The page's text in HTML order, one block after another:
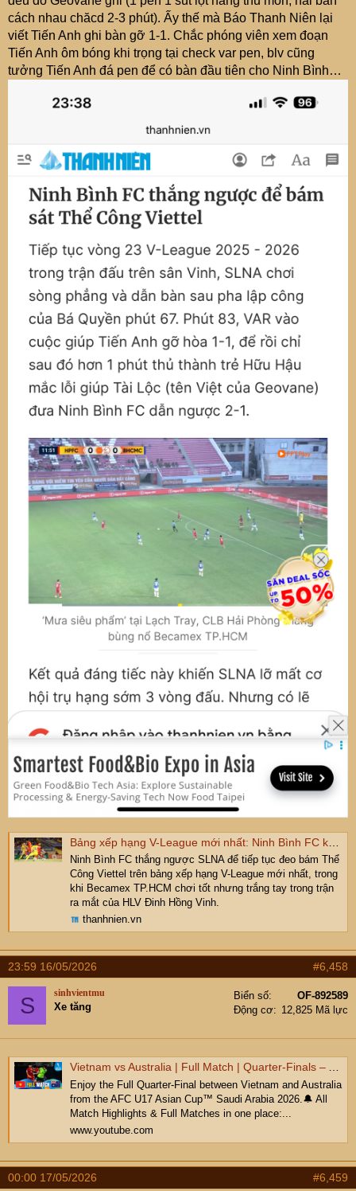
cách nhau chăcd 2-3 phút). Ấy thế mà Báo Thanh Niên lại
viết Tiến Anh ghi bàn gỡ 1-1. Chắc phóng viên xem đoạn
Tiến Anh ôm bóng khi trọng tại check var pen, blv cũng
tưởng Tiến Anh đá pen để có bàn đầu tiên cho Ninh Bình…
Bảng xếp hạng V-League mới nhất: Ninh Bình FC không bỏ cuộc, HAGL bất ngờ thoát ghế nóng
Ninh Bình FC thắng ngược SLNA để tiếp tục đeo bám Thể
Công Viettel trên bảng xếp hạng V-League mới nhất, trong
khi Becamex TP.HCM chơi tốt nhưng trắng tay trong trận
ra mắt của HLV Đinh Hồng Vinh.
thanhnien.vn
23:59 16/05/2026 #6,458
S sinhvientmu
Xe tăng
Biển số
OF-892589
Động cơ
12,825 Mã lực
Vietnam vs Australia | Full Match | Quarter-Finals – AFC U17 Asian Cup™
Enjoy the Full Quarter-Final between Vietnam and Australia
from the AFC U17 Asian Cup™ Saudi Arabia 2026.🔔 All
Match Highlights & Full Matches in one place:...
www.youtube.com
00:00 17/05/2026 #6,459